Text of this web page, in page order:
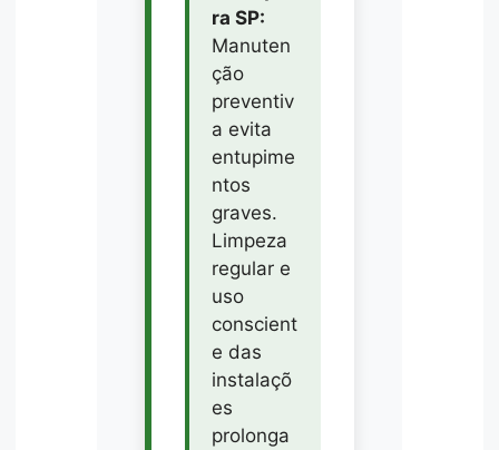
ra SP:
Manuten
ção
preventiv
a evita
entupime
ntos
graves.
Limpeza
regular e
uso
conscient
e das
instalaçõ
es
prolonga